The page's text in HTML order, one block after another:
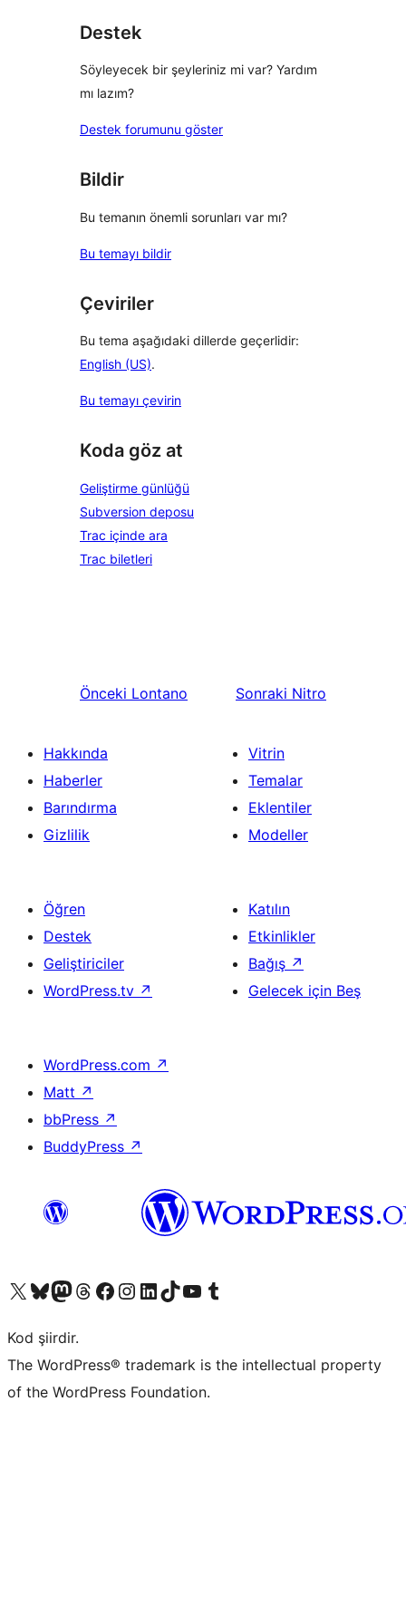
Destek
Söyleyecek bir şeyleriniz mi var? Yardım
mı lazım?
Destek forumunu göster
Bildir
Bu temanın önemli sorunları var mı?
Bu temayı bildir
Çeviriler
Bu tema aşağıdaki dillerde geçerlidir:
English (US).
Bu temayı çevirin
Koda göz at
Geliştirme günlüğü
Subversion deposu
Trac içinde ara
Trac biletleri
Önceki Lontano Sonraki Nitro
Hakkında
Haberler
Barındırma
Gizlilik
Vitrin
Temalar
Eklentiler
Modeller
Öğren
Destek
Geliştiriciler
WordPress.tv ↗
Katılın
Etkinlikler
Bağış ↗
Gelecek için Beş
WordPress.com ↗
Matt ↗
bbPress ↗
BuddyPress ↗
X (eski Twitter) hesabımıza bakın
Bluesky hesabımızı ziyaret edinMastodon hesabımızı ziyaret edinThreads hesabımızı ziyaret edinFacebook sayfamızı ziyaret edinInstagram hesabımızı ziyaret edinLinkedIn hesabımızı ziyaret edinTikTok hesabımızı ziyaret edinYouTube kanalımızı ziyaret edinTumblr hesabımızı ziyaret edin
Kod şiirdir.
The WordPress® trademark is the intellectual property
of the WordPress Foundation.